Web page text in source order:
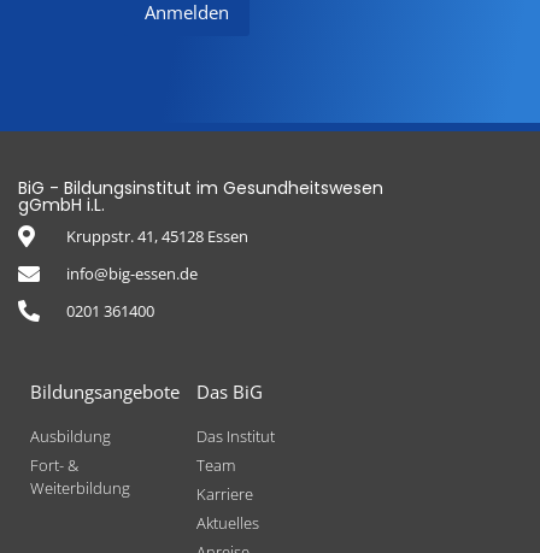
BiG - Bildungsinstitut im Gesundheitswesen
gGmbH i.L.
Kruppstr. 41, 45128 Essen
info@big-essen.de
0201 361400
Bildungsangebote
Ausbildung
Fort- &
Weiterbildung
Das BiG
Das Institut
Team
Karriere
Aktuelles